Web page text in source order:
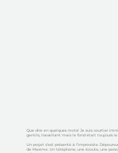
Que dire en quelques mots! Je suis courtier
gentils, travaillant mais le fond était toujours le
Un projet s’est présenté à l’improviste.
de Maxime. Un téléphone, une écoute, une